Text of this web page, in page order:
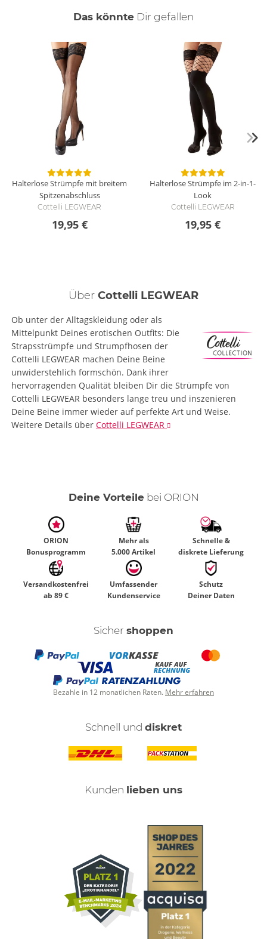
Das könnte Dir auch
gefallen
Halterlose Strümpfe mit breitem
Spitzenabschluss
Cottelli LEGWEAR
19,95 €
Halterlose Strümpfe im 2-in-1-
Look
Cottelli LEGWEAR
19,95 €
Über Cottelli LEGWEAR
Ob unter der Alltagskleidung oder als
Mittelpunkt Deines erotischen Outfits: Die
Strapsstrümpfe und Strumpfhosen der
Cottelli LEGWEAR machen Deine Beine
unwiderstehlich formschön. Dank ihrer
hervorragenden Qualität bleiben Dir die Strümpfe von
Cottelli LEGWEAR besonders lange treu und inszenieren
Deine Beine immer wieder auf perfekte Art und Weise.
Weitere Details über Cottelli LEGWEAR
Deine Vorteilebei ORION
ORION
Bonusprogramm
Mehr als
5.000 Artikel
Schnelle &
diskrete Lieferung
Versandkostenfrei
ab 89 €
Umfassender
Kundenservice
Schutz
Deiner Daten
Sicher shoppen
Bezahle in 12 monatlichen Raten. Mehr erfahren
Schnell und diskret
Kunden lieben uns